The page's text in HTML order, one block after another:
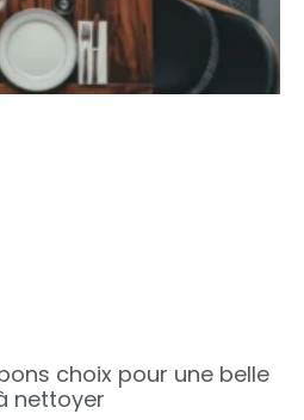
choix pour une belle
nettoyer